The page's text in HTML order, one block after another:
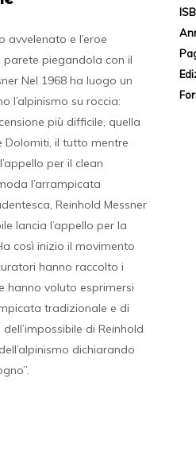
avvelenato e l’eroe
piegandola con il
Nel 1968 ha luogo un
l’alpinismo su roccia:
più difficile, quella
Dolomiti, il tutto mentre
per il clean
l’arrampicata
Reinhold Messner
lancia l’appello per la
così inizio il movimento
hanno raccolto i
hanno voluto esprimersi
tradizionale e di
di Reinhold
dichiarando